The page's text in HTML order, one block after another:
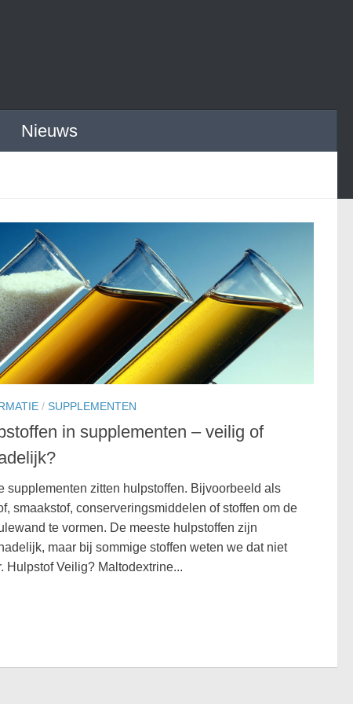
Nieuws
/ SUPPLEMENTEN
in supplementen – veilig of
supplementen zitten hulpstoffen. Bijvoorbeeld als
smaakstof, conserveringsmiddelen of stoffen om de
te vormen. De meeste hulpstoffen zijn
maar bij sommige stoffen weten we dat niet
Hulpstof Veilig? Maltodextrine...